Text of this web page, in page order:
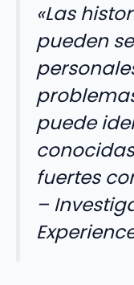
«Las
pueden
puede
fuertes
–